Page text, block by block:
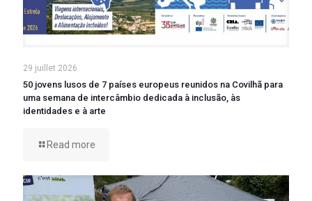
29 juillet 2026
50 jovens lusos de 7 países europeus reunidos na Covilhã para
uma semana de intercâmbio dedicada à inclusão, às
identidades e à arte
Read more